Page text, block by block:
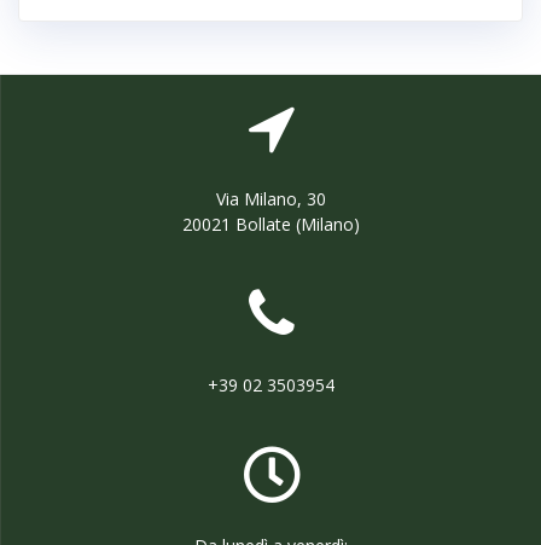
Via Milano, 30
20021 Bollate (Milano)
+39 02 3503954